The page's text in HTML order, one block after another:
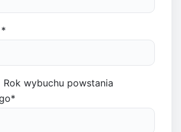
*
Rok wybuchu powstania
*